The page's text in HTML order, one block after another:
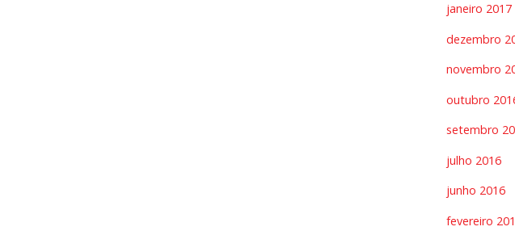
janeiro 2017
dezembro
novembro
outubro
setembro
julho 2016
junho 2016
fevereiro